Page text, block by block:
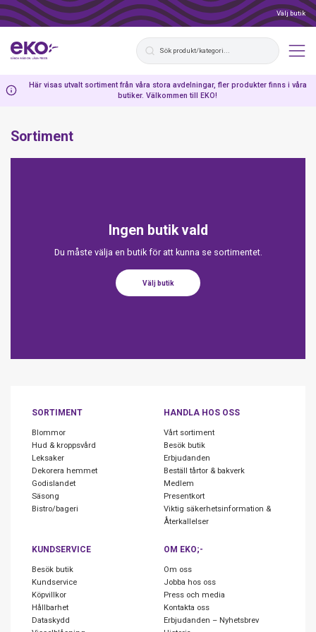
Välj butik
Här visas utvalt sortiment från våra stora avdelningar, fler produkter finns i våra
butiker. Välkommen till EKO!
Sortiment
Ingen butik vald
Du måste välja en butik för att kunna se sortimentet.
Välj butik
SORTIMENT
Blommor
Hud & kroppsvård
Leksaker
Dekorera hemmet
Godislandet
Säsong
Bistro/bageri
HANDLA HOS OSS
Vårt sortiment
Besök butik
Erbjudanden
Beställ tårtor & bakverk
Medlem
Presentkort
Viktig säkerhetsinformation &
Återkallelser
KUNDSERVICE
Besök butik
Kundservice
Köpvillkor
Hållbarhet
Dataskydd
OM EKO;-
Om oss
Jobba hos oss
Press och media
Kontakta oss
Erbjudanden – Nyhetsbrev